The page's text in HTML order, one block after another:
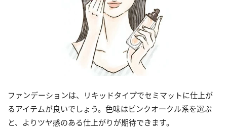
ファンデーションは、リキッドタイプでセミマットに仕上が
るアイテムが良いでしょう。色味はピンクオークル系を選ぶ
と、よりツヤ感のある仕上がりが期待できます。